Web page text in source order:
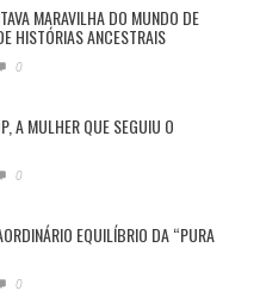
MARAVILHA DO MUNDO DE
HISTÓRIAS ANCESTRAIS
0
A MULHER QUE SEGUIU O
0
EQUILÍBRIO DA “PURA
0